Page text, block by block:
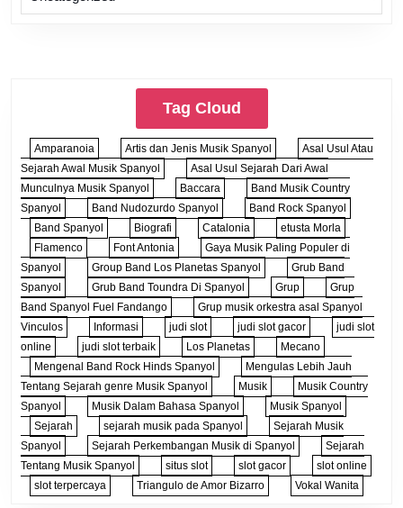
Tag Cloud
Amparanoia Artis dan Jenis Musik Spanyol
Asal Usul Atau
Sejarah Awal Musik Spanyol
Asal Usul Sejarah Dari Awal
Munculnya Musik Spanyol
Baccara
Band Musik Country
Spanyol
Band Nudozurdo Spanyol
Band Rock Spanyol
Band Spanyol
Biografi Catalonia
etusta Morla
Flamenco
Font Antonia
Gaya Musik Paling Populer di
Spanyol
Group Band Los Planetas Spanyol
Grub Band
Spanyol
Grub Band Toundra Di Spanyol Grup
Grup
Band Spanyol Fuel Fandango
Grup musik orkestra asal Spanyol
Vinculos
Informasi judi slot judi slot gacor
judi slot
online
judi slot terbaik Los Planetas
Mecano
Mengenal Band Rock Hinds Spanyol
Mengulas Lebih Jauh
Tentang Sejarah genre Musik Spanyol
Musik
Musik Country
Spanyol
Musik Dalam Bahasa Spanyol
Musik Spanyol
Sejarah
sejarah musik pada Spanyol
Sejarah Musik
Spanyol
Sejarah Perkembangan Musik di Spanyol
Sejarah
Tentang Musik Spanyol
situs slot slot gacor
slot online
slot terpercaya
Triangulo de Amor Bizarro Vokal Wanita